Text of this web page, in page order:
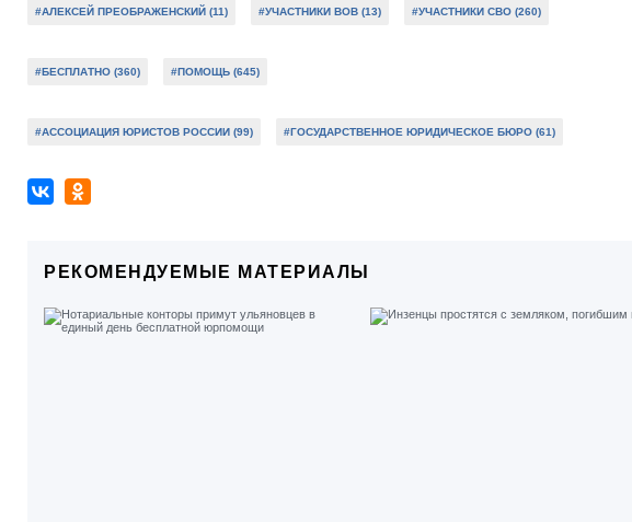
#АЛЕКСЕЙ ПРЕОБРАЖЕНСКИЙ (11) #УЧАСТНИКИ ВОВ (13) #УЧАСТНИКИ СВО (260)
#БЕСПЛАТНО (360) #ПОМОЩЬ (645)
#АССОЦИАЦИЯ ЮРИСТОВ РОССИИ (99) #ГОСУДАРСТВЕННОЕ ЮРИДИЧЕСКОЕ БЮРО (61)
РЕКОМЕНДУЕМЫЕ МАТЕРИАЛЫ